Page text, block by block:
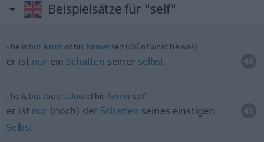
Beispielsätze für "self"
he is but a ruin of his formerself (od of what he was)
er ist nur ein Schatten seiner selbst
he is but the shadowof his former self
er ist nur (noch) der Schatten seines einstigen
Selbst